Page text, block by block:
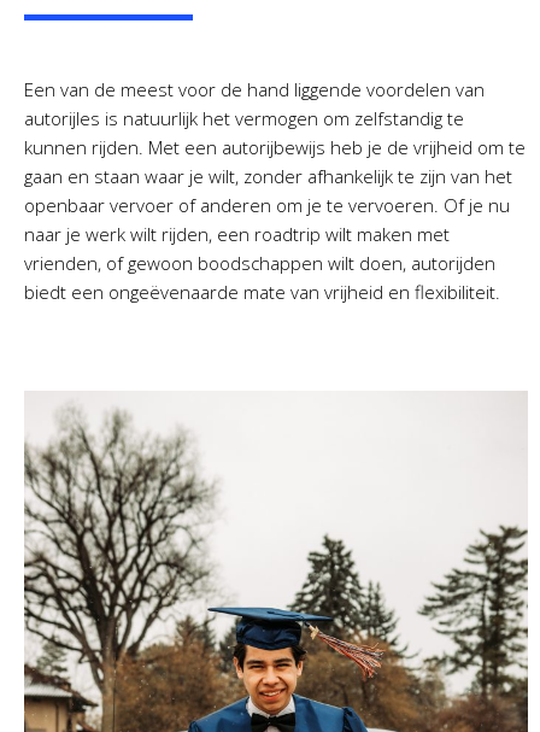
Een van de meest voor de hand liggende voordelen van
autorijles is natuurlijk het vermogen om zelfstandig te
kunnen rijden. Met een autorijbewijs heb je de vrijheid om te
gaan en staan waar je wilt, zonder afhankelijk te zijn van het
openbaar vervoer of anderen om je te vervoeren. Of je nu
naar je werk wilt rijden, een roadtrip wilt maken met
vrienden, of gewoon boodschappen wilt doen, autorijden
biedt een ongeëvenaarde mate van vrijheid en flexibiliteit.